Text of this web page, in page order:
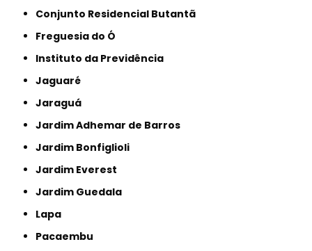
Conjunto Residencial Butantã
Freguesia do Ó
Instituto da Previdência
Jaguaré
Jaraguá
Jardim Adhemar de Barros
Jardim Bonfiglioli
Jardim Everest
Jardim Guedala
Lapa
Pacaembu